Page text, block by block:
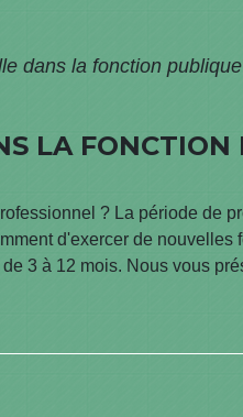
dans la fonction
LA
? La période de
d'exercer de
3 à 12 mois. Nous vous